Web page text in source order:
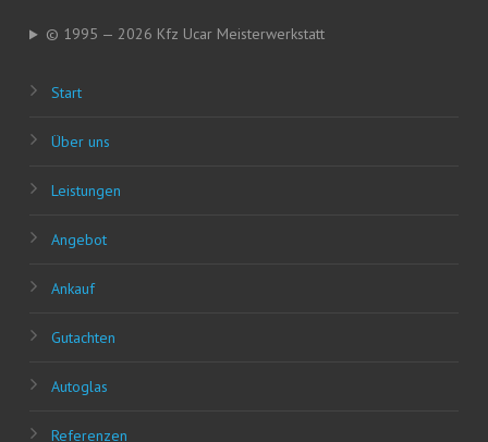
© 1995 — 2026 Kfz Ucar Meisterwerkstatt
Start
Über uns
Leis­tun­gen
Ange­bot
Ankauf
Gut­ach­ten
Auto­glas
Refe­ren­zen